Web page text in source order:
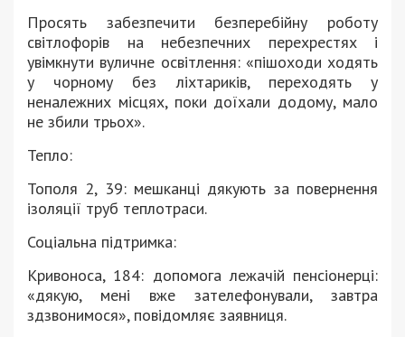
Просять забезпечити безперебійну роботу
світлофорів на небезпечних перехрестях і
увімкнути вуличне освітлення: «пішоходи ходять
у чорному без ліхтариків, переходять у
неналежних місцях, поки доїхали додому, мало
не збили трьох».
Тепло:
Тополя 2, 39: мешканці дякують за повернення
ізоляції труб теплотраси.
Соціальна підтримка:
Кривоноса, 184: допомога лежачій пенсіонерці:
«дякую, мені вже зателефонували, завтра
здзвонимося», повідомляє заявниця.